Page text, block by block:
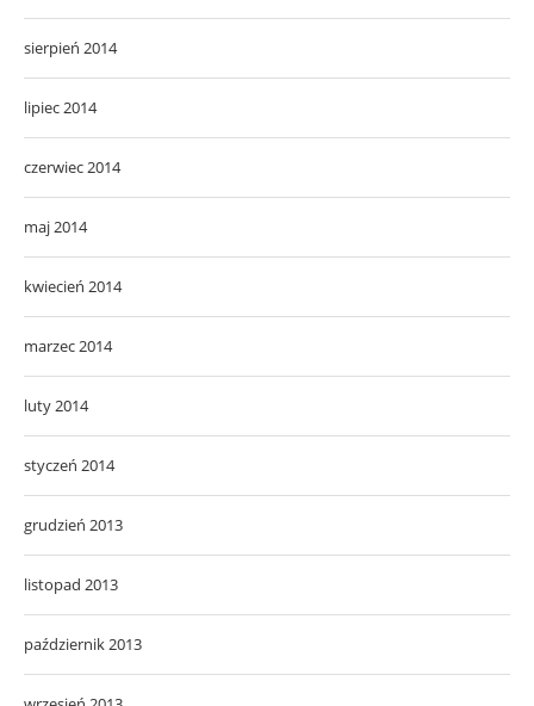
sierpień 2014
lipiec 2014
czerwiec 2014
maj 2014
kwiecień 2014
marzec 2014
luty 2014
styczeń 2014
grudzień 2013
listopad 2013
październik 2013